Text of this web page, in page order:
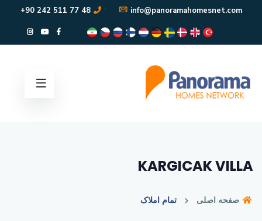
info@panoramahomesnet.com
48 77 511 242 90+
KARGICAK VILLA
صفحه اصلی تمام املاک